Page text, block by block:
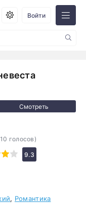
Войти
10 голосов)
9.3
, Романтика